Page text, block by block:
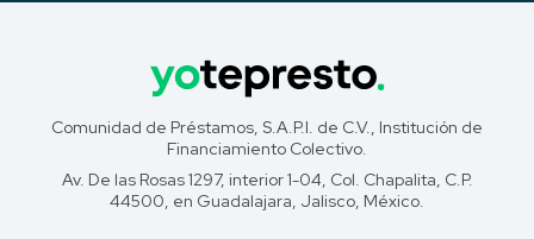
Comunidad de Préstamos, S.A.P.I. de C.V., Institución de
Financiamiento Colectivo.
Av. De las Rosas 1297, interior 1-04, Col. Chapalita, C.P.
44500, en Guadalajara, Jalisco, México.